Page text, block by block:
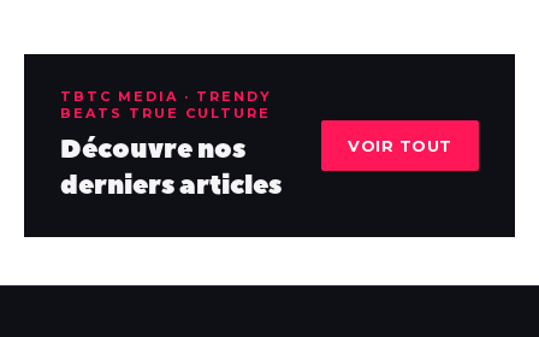
TBTC MEDIA · TRENDY
BEATS TRUE CULTURE
Découvre nos
derniers articles
VOIR TOUT